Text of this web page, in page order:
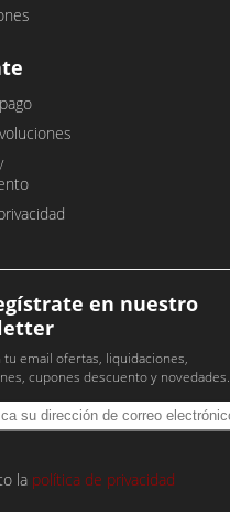
en nuestro
tu email ofertas, liquidaciones,
cupones descuento y novedades.
la política de privacidad